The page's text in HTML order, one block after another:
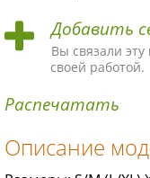
ма
ма ма ма ма!
Добавить
Вы связали
своей работой.
Распечатать
Описание